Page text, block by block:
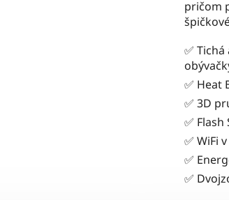
pričom
✅
✅ Heat
✅ 3D
✅
✅ WiFi
✅
✅